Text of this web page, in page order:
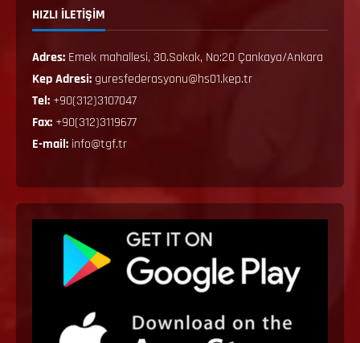
HIZLI İLETİŞİM
Adres: Emek mahallesi, 30.Sokak, No:20 Çankaya/Ankara
Kep Adresi: guresfederasyonu@hs01.kep.tr
Tel: +90(312)3107047
Fax: +90(312)3119677
E-mail: info@tgf.tr